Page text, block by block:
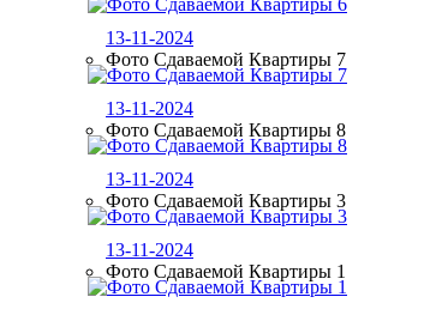
13-11-2024
Фото Сдаваемой Квартиры 7
13-11-2024
Фото Сдаваемой Квартиры 8
13-11-2024
Фото Сдаваемой Квартиры 3
13-11-2024
Фото Сдаваемой Квартиры 1